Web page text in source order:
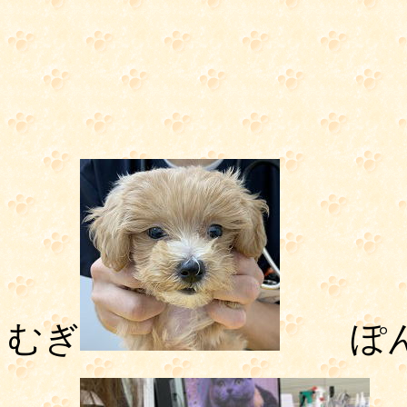
むぎ ぽ